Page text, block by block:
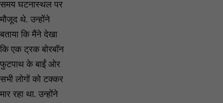
समय घटनास्थल पर
मौजूद थे. उन्होंने
बताया कि मैंने देखा
कि एक ट्रक बोरबॉन
फुटपाथ के बाईं ओर
सभी लोगों को टक्कर
मार रहा था. उन्होंने